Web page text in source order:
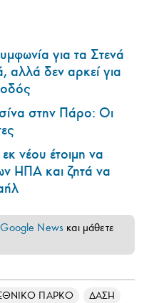
για τα Στενά
αλλά δεν αρκεί για
στην Πάρο: Οι
νέου έτοιμη να
ΗΠΑ και ζητά να
Google News και μάθετε
ΠΑΡΚΟ
ΔΑΣΗ